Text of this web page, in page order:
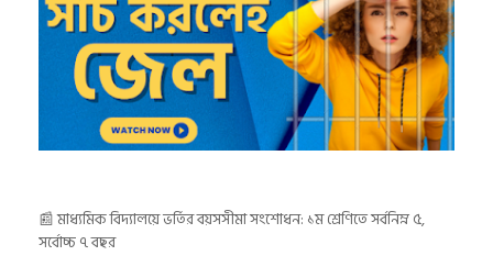
📰 মাধ্যমিক বিদ্যালয়ে ভর্তির বয়সসীমা সংশোধন: ১ম শ্রেণিতে সর্বনিম্ন ৫,
সর্বোচ্চ ৭ বছর